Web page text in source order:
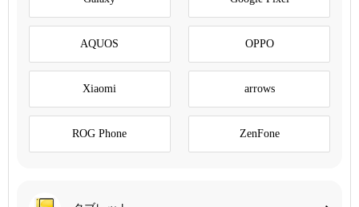
AQUOS OPPO
Xiaomi arrows
ROG Phone ZenFone